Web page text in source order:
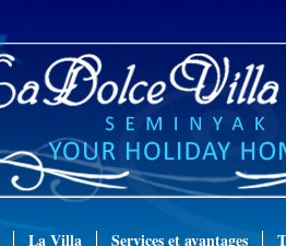
LaVilla Serviceset avantages